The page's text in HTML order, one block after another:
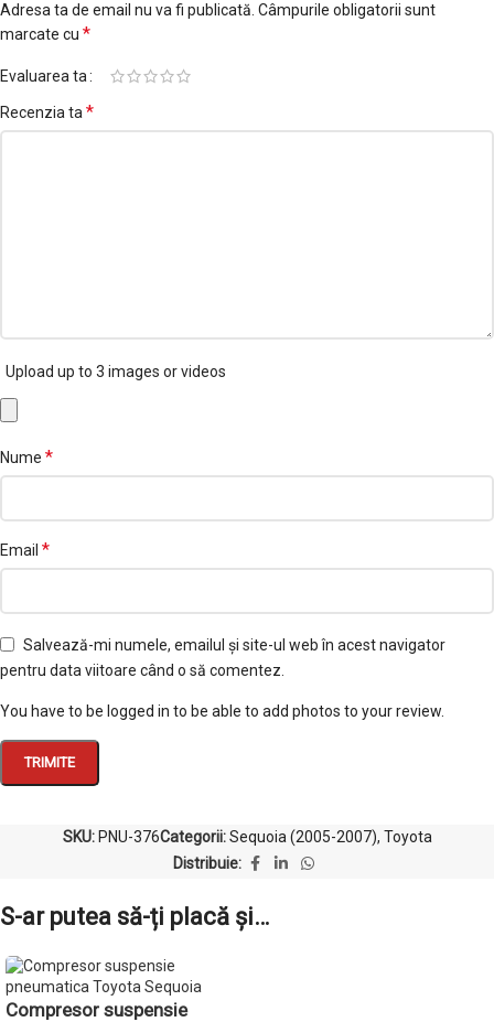
Adresa ta de email nu va fi publicată. Câmpurile obligatorii sunt
marcate cu *
Evaluarea ta
Recenzia ta*
Upload up to 3 images or videos
Nume *
Email *
Salvează-mi numele, emailul și site-ul web în acest navigator
pentru data viitoare când o să comentez.
You have to be logged in to be able to add photos to your review.
SKU: PNU-376Categorii: Sequoia (2005-2007), Toyota
Distribuie:
S-ar putea să-ți placă și…
Compresor suspensie